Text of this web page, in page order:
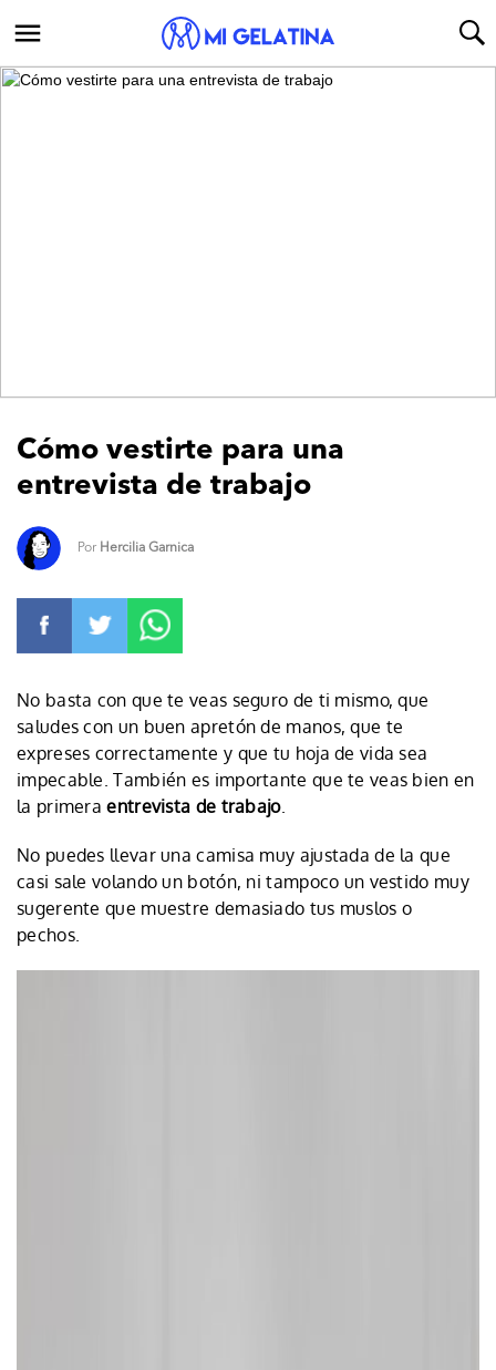
Cómo vestirte para una
entrevista de trabajo
Por Hercilia Garnica
No basta con que te veas seguro de ti mismo, que
saludes con un buen apretón de manos, que te
expreses correctamente y que tu hoja de vida sea
impecable. También es importante que te veas bien en
la primeraentrevista de trabajo.
No puedes llevar una camisa muy ajustada de la que
casi sale volando un botón, ni tampoco un vestido muy
sugerente que muestre demasiado tus muslos o
pechos.